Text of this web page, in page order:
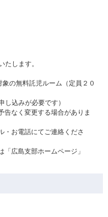
します。
の無料託児ルーム（定員２０
し込みが必要です）
告なく変更する場合がありま
・お電話にてご連絡くださ
広島支部ホームページ」